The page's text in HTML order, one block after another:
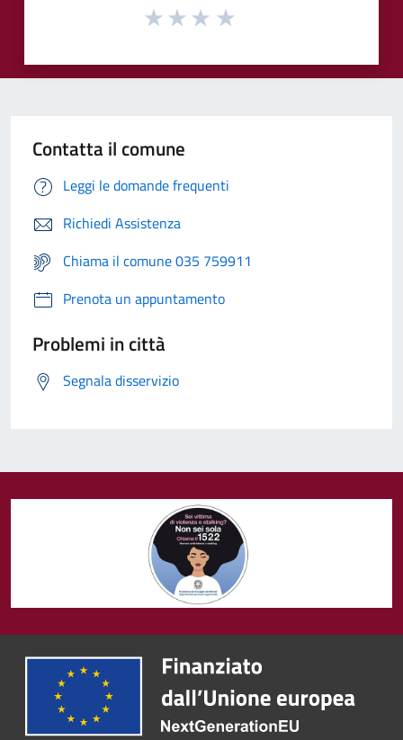
Contatta il comune
Leggi le domande frequenti
Richiedi Assistenza
Chiama il comune 035 759911
Prenota un appuntamento
Problemi in città
Segnala disservizio